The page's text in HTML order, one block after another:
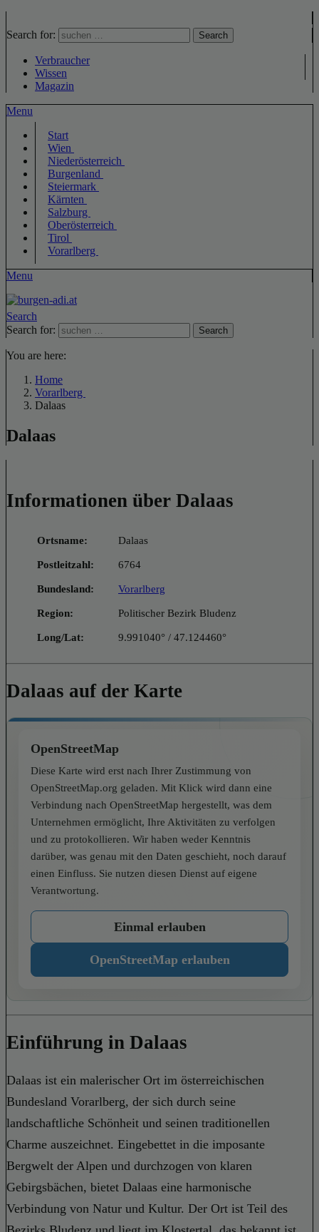
Search for: Search
Verbraucher
Wissen
Magazin
Menu
Start
Wien
Niederösterreich
Burgenland
Steiermark
Kärnten
Salzburg
Oberösterreich
Tirol
Vorarlberg
Menu
Search
Search for:
Search
You are here:
Home
Vorarlberg
Dalaas
Dalaas
Informationen über Dalaas
Ortsname: Dalaas
Postleitzahl: 6764
Bundesland: Vorarlberg
Region: Politischer Bezirk Bludenz
Long/Lat: 9.991040° / 47.124460°
Dalaas auf der Karte
OpenStreetMap
Diese Karte wird erst nach Ihrer Zustimmung von
OpenStreetMap.org geladen. Mit Klick wird dann eine
Verbindung nach OpenStreetMap hergestellt, was dem
Unternehmen ermöglicht, Ihre Aktivitäten zu verfolgen
und zu protokollieren. Wir haben weder Kenntnis
darüber, was genau mit den Daten geschieht, noch darauf
einen Einfluss. Sie nutzen diesen Dienst auf eigene
Verantwortung.
Einmal erlauben
OpenStreetMap erlauben
Einführung in Dalaas
Dalaas ist ein malerischer Ort im österreichischen
Bundesland Vorarlberg, der sich durch seine
landschaftliche Schönheit und seinen traditionellen
Charme auszeichnet. Eingebettet in die imposante
Bergwelt der Alpen und durchzogen von klaren
Gebirgsbächen, bietet Dalaas eine harmonische
Verbindung von Natur und Kultur. Der Ort ist Teil des